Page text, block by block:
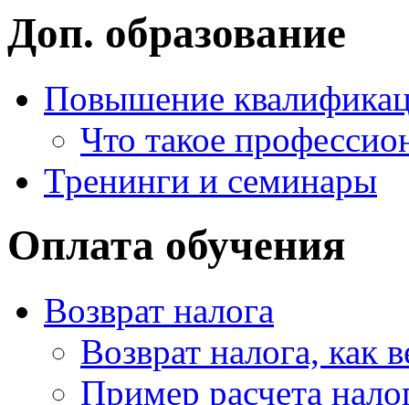
Доп. образование
Повышение
Что такое
Тренинги и семинары
Оплата обучения
Возврат налога
Возврат налога, как
Пример расчета